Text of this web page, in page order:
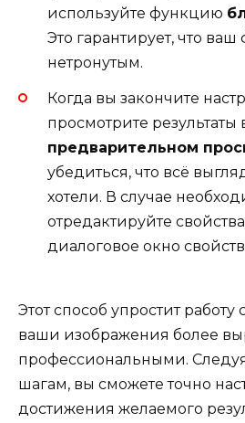
используйте функцию
Это гарантирует, что ваш
нетронутым.
Когда вы закончите
просмотрите результаты
предварительном
убедиться, что всё
хотели. В случае
отредактируйте
диалоговое окно
Этот способ упростит
ваши изображения более
профессиональными.
шагам, вы сможете точно
достижения желаемого